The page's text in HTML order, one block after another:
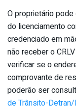
O proprietário
do licenciamento
credenciado em
não receber o
verificar se o
comprovante de
poderão ser
de Trânsito-